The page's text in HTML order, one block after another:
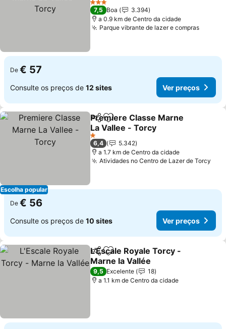
3 Estrelas
7,5 Boa
3.394
a 0.9 km de Centro da cidade
Parque vibrante de lazer e compras
De € 57
Consulte os preços de 12 sites Ver preços
Escolha popular
PartilharAdicionar aos favoritos
Premiere Classe Marne
La Vallee - Torcy
1 Estrelas
6,4
5.342
a 1.7 km de Centro da cidade
Atividades no Centro de Lazer de Torcy
De € 56
Consulte os preços de 10 sites Ver preços
PartilharAdicionar aos favoritos
L'Escale Royale Torcy -
Marne la Vallée
9,5 Excelente
18
a 1.1 km de Centro da cidade